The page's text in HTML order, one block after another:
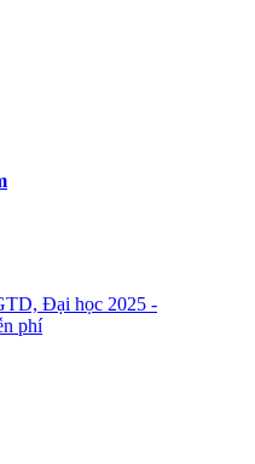
Đại học 2025 -
phí